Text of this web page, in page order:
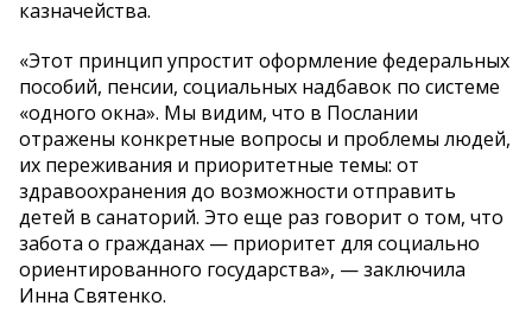
казначейства.
«Этот принцип упростит оформление федеральных
пособий, пенсии, социальных надбавок по системе
«одного окна». Мы видим, что в Послании
отражены конкретные вопросы и проблемы людей,
их переживания и приоритетные темы: от
здравоохранения до возможности отправить
детей в санаторий. Это еще раз говорит о том, что
забота о гражданах — приоритет для социально
ориентированного государства», — заключила
Инна Святенко.